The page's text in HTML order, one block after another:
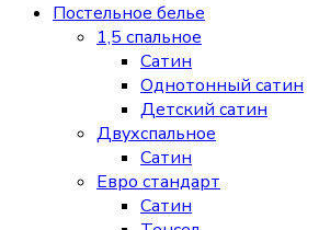
Постельное белье
1,5 спальное
Сатин
Однотонный сатин
Детский сатин
Двухспальное
Сатин
Евро стандарт
Сатин